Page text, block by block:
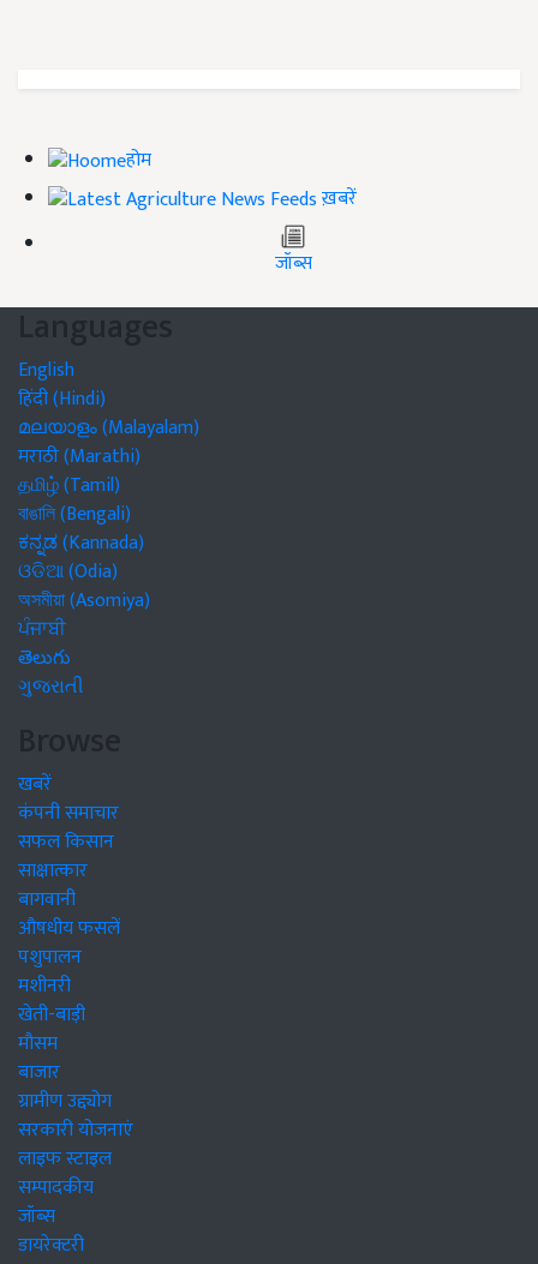
होम
ख़बरें
जॉब्स
Languages
English
हिंदी (Hindi)
മലയാളം (Malayalam)
मराठी (Marathi)
தமிழ் (Tamil)
বাঙালি (Bengali)
ಕನ್ನಡ (Kannada)
ଓଡିଆ (Odia)
অসমীয়া (Asomiya)
ਪੰਜਾਬੀ
తెలుగు
ગુજરાતી
Browse
खबरें
कंपनी समाचार
सफल किसान
साक्षात्कार
बागवानी
औषधीय फसलें
पशुपालन
मशीनरी
खेती-बाड़ी
मौसम
बाजार
ग्रामीण उद्द्योग
सरकारी योजनाएं
लाइफ स्टाइल
सम्पादकीय
जॉब्स
डायरेक्टरी